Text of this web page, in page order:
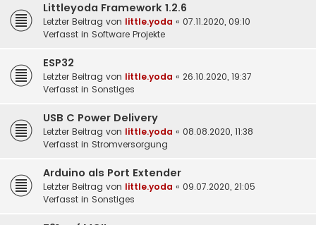
Littleyoda Framework 1.2.6
Letzter Beitrag von little.yoda « 07.11.2020, 09:10
Verfasst in Software Projekte
ESP32
Letzter Beitrag von little.yoda « 26.10.2020, 19:37
Verfasst in Sonstiges
USB C Power Delivery
Letzter Beitrag von little.yoda « 08.08.2020, 11:38
Verfasst in Stromversorgung
Arduino als Port Extender
Letzter Beitrag von little.yoda « 09.07.2020, 21:05
Verfasst in Sonstiges